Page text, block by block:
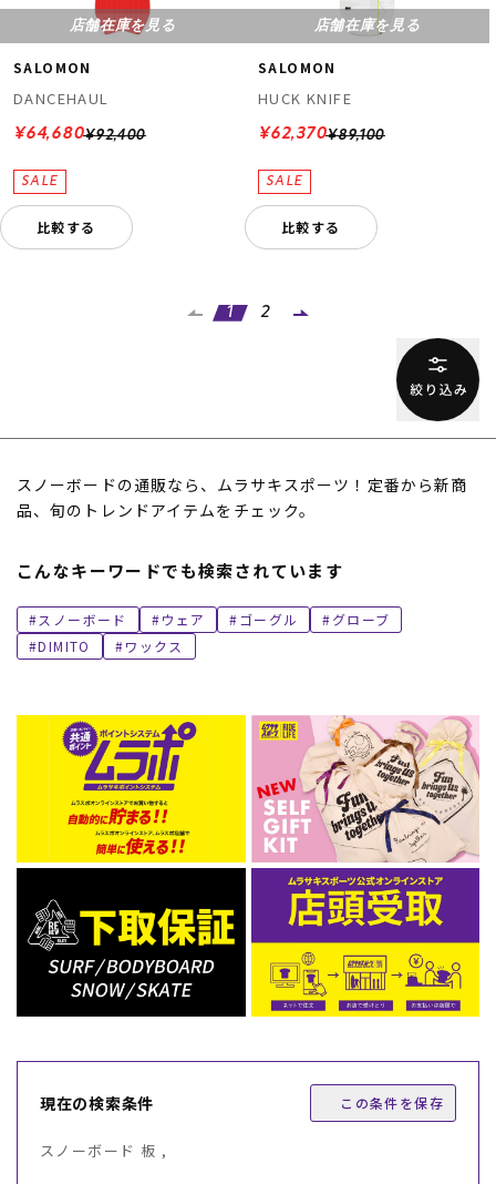
店舗在庫を見る
SALOMON
DANCEHAUL
¥92,400
¥64,680
比較する
店舗在庫を見る
SALOMON
HUCK KNIFE
¥89,100
¥62,370
比較する
1 2
スノーボードの通販なら、ムラサキスポーツ！定番から新商
品、旬のトレンドアイテムをチェック。
こんなキーワードでも検索されています
スノーボード ウェア ゴーグル
グローブ
DIMITO
ワックス
現在の検索条件 この条件を保存
スノーボード 板 ,